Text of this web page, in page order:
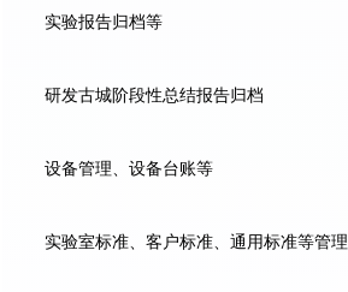
实验报告归档等
研发古城阶段性总结报告归档
设备管理、设备台账等
实验室标准、客户标准、通用标准等管理